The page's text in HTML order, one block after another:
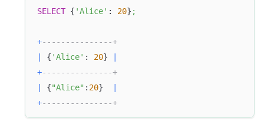
SELECT { 'Alice' : 20} ;
+---------------+
{ 'Alice' : 20}
+---------------+
{"Alice" : 20}
+---------------+